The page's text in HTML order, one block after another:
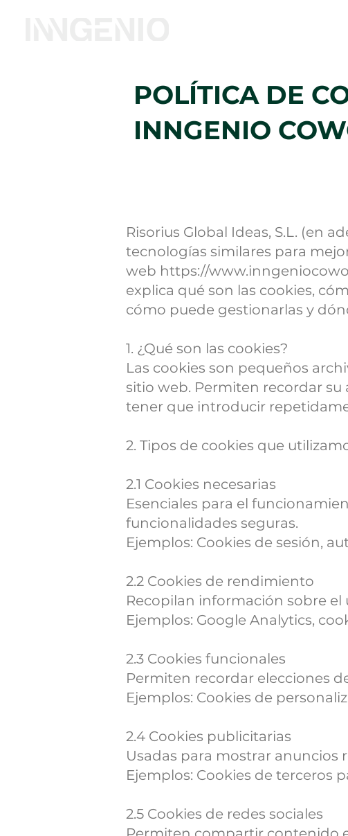
POLÍTICA DE
INNGENIO
Risorius Global Ideas, S.L. (en
tecnologías similares para
web https://
explica qué son las cookies,
cómo puede gestionarlas y
1. ¿Qué son las cookies?
Las cookies son pequeños
sitio web. Permiten recordar
tener que introducir
2. Tipos de cookies que
2.1 Cookies necesarias
Esenciales para el
funcionalidades seguras.
Ejemplos: Cookies de sesión,
2.2 Cookies de rendimiento
Recopilan información sobre
Ejemplos: Google Analytics,
2.3 Cookies funcionales
Permiten recordar elecciones
Ejemplos: Cookies de
2.4 Cookies publicitarias
Usadas para mostrar anuncios
Ejemplos: Cookies de terceros
2.5 Cookies de redes sociales